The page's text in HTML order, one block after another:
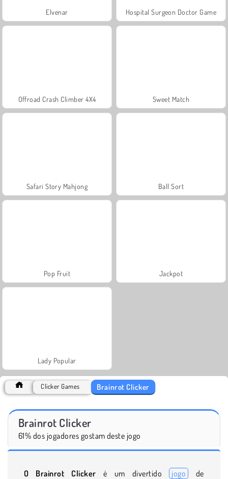
Elvenar Hospital Surgeon Doctor Game
Offroad Crash Climber 4X4 Sweet Match
Safari Story Mahjong Ball Sort
Pop Fruit Jackpot
Lady Popular
Clicker Games Brainrot Clicker
Brainrot Clicker
61% dos jogadores gostam deste jogo
O Brainrot Clicker é um divertido jogo
de